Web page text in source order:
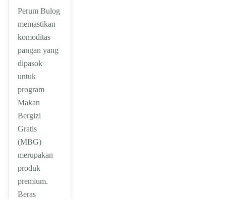
Perum Bulog
memastikan
komoditas
pangan yang
dipasok
untuk
program
Makan
Bergizi
Gratis
(MBG)
merupakan
produk
premium.
Beras